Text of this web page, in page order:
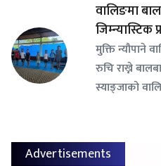
वालिङमा
जिम्न्यास्टिक
​मुक्ति न्यौपाने
रुचि राख्ने
स्याङ्जाको
Advertisements